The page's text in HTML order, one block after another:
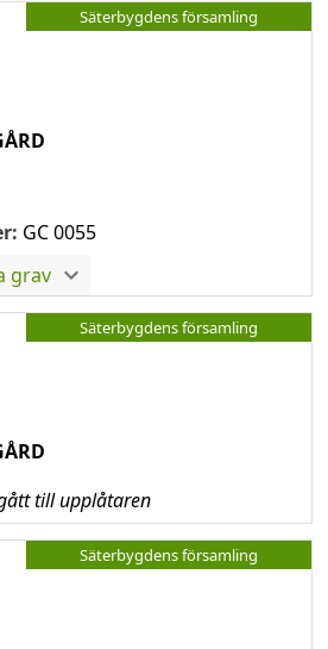
Säterbygdens församling
GC 0055
grav
Säterbygdens församling
till upplåtaren
Säterbygdens församling